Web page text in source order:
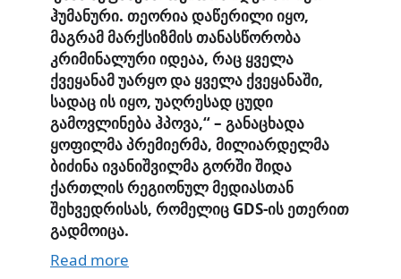
ჰუმანური. თეორიადაწერილიიყო,
მაგრამმარქსიზმისთანასწორობა
კრიმინალურიიდეაა, რაც ყველა
ქვეყანამუარყოდა ყველა ქვეყანაში,
სადაცისიყო, უაღრესადცუდი
გამოვლინებაჰპოვა,“ – განაცხადა
ყოფილმაპრემიერმა, მილიარდელმა
ბიძინაივანიშვილმაგორშიშიდა
ქართლის რეგიონულმედიასთან
შეხვედრისას, რომელიც GDS-ის ეთერით
გადმოიცა.
Read more